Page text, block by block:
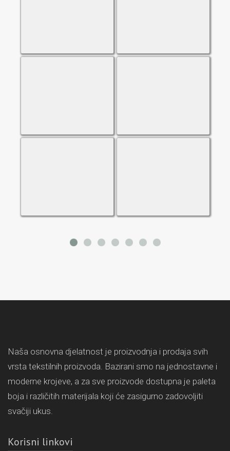
Naša osnovna djelatnost je proizvodnja i prodaja svih
vrsta tekstilnih proizvoda. Bazirani smo na jednostavne i
moderne krojeve, a za sve proizvode dostupna je paleta
boja i različitih materijala koji će zasigurno zadovoljiti
svačiji ukus.
Korisni linkovi